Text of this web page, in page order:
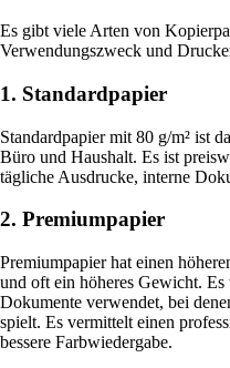
Es gibt viele Arten von
Verwendungszweck und
1. Standardpapier
Standardpapier mit 80 g/m² ist
Büro und Haushalt. Es ist
tägliche Ausdrucke, interne
2. Premiumpapier
Premiumpapier hat einen
und oft ein höheres Gewicht.
Dokumente verwendet, bei
spielt. Es vermittelt einen
bessere Farbwiedergabe.